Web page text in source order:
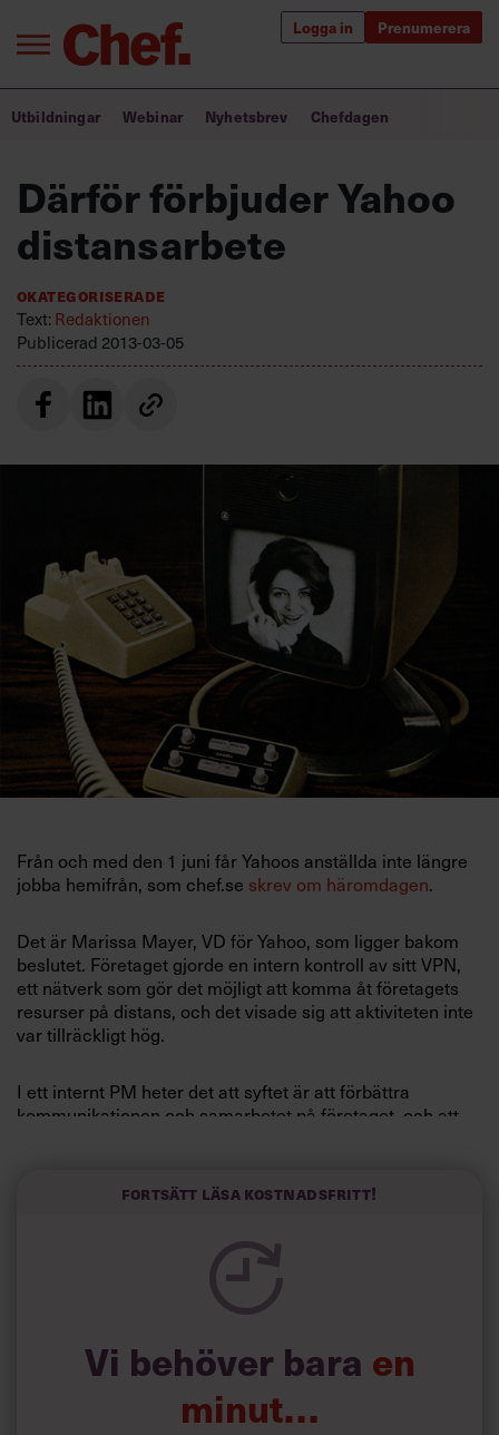
Logga in Prenumerera
Prenumerera
Annonsera
Kontakta oss
personuppgiftsbehandling
Sök
Bra ledare förändrar världen
Utbildning för ledare
Chefakademin+
Populära utbildningar
Utbildningar Webinar Nyhetsbrev Chefdagen
Därför förbjuder Yahoo
distansarbete
Okategoriserade
Text:Redaktionen
Publicerad 2013-03-05
Från och med den 1 juni får Yahoos anställda inte längre
jobba hemifrån, som chef.se skrev om häromdagen.
Det är Marissa Mayer, VD för Yahoo, som ligger bakom
beslutet. Företaget gjorde en intern kontroll av sitt VPN,
ett nätverk som gör det möjligt att komma åt företagets
resurser på distans, och det visade sig att aktiviteten inte
var tillräckligt hög.
I ett internt PM heter det att syftet är att förbättra
kommunikationen och samarbetet på företaget, och att
Men förklaringen har inte övertygat alla medarbetare.
grund av möjligheten att jobba hemifrån.
Gunnar Sundqvist, arbetsmiljöexpert på
Arbetsgivarverket, menar att det inte generellt sett går att
säga om arbete hemifrån är bra eller dåligt.
Fortsätt läsa kostnadsfritt!
Vi behöver bara en
minut…